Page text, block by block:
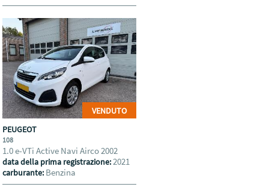
VENDUTO
PEUGEOT
108
1.0 e-VTi Active Navi Airco 2002
data della prima registrazione:2021
carburante: Benzina